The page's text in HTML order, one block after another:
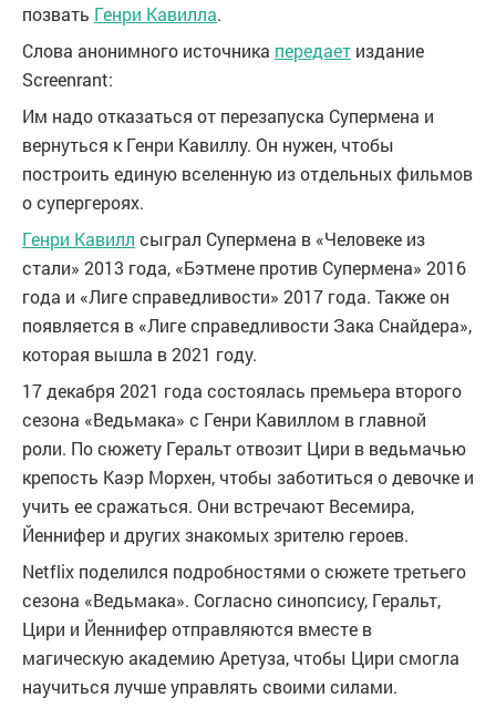
позвать Генри Кавилла.
Слова анонимного источника передает издание
Screenrant:
Им надо отказаться от перезапуска Супермена и
вернуться к Генри Кавиллу. Он нужен, чтобы
построить единую вселенную из отдельных фильмов
о супергероях.
Генри Кавилл сыграл Супермена в «Человеке из
стали» 2013 года, «Бэтмене против Супермена» 2016
года и «Лиге справедливости» 2017 года. Также он
появляется в «Лиге справедливости Зака Снайдера»,
которая вышла в 2021 году.
17 декабря 2021 года состоялась премьера второго
сезона «Ведьмака» с Генри Кавиллом в главной
роли. По сюжету Геральт отвозит Цири в ведьмачью
крепость Каэр Морхен, чтобы заботиться о девочке и
учить ее сражаться. Они встречают Весемира,
Йеннифер и других знакомых зрителю героев.
Netflix поделился подробностями о сюжете третьего
сезона «Ведьмака». Согласно синопсису, Геральт,
Цири и Йеннифер отправляются вместе в
магическую академию Аретуза, чтобы Цири смогла
научиться лучше управлять своими силами.